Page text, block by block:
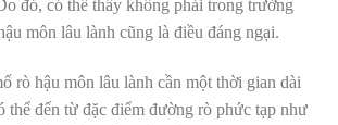
đó, có thể thấy không phải trong trường
môn lâu lành cũng là điều đáng ngại.
rò hậu môn lâu lành cần một thời gian dài
thể đến từ đặc điểm đường rò phức tạp như